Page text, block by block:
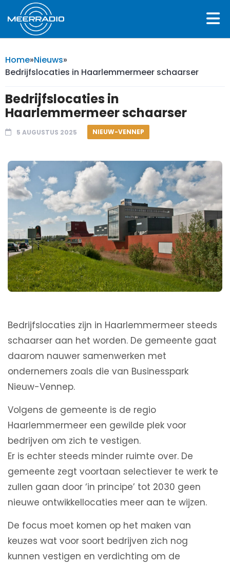
Home»Nieuws»
Bedrijfslocaties in Haarlemmermeer schaarser
Bedrijfslocaties in
Haarlemmermeer schaarser
5 AUGUSTUS 2025 NIEUW-VENNEP
Bedrijfslocaties zijn in Haarlemmermeer steeds
schaarser aan het worden. De gemeente gaat
daarom nauwer samenwerken met
ondernemers zoals die van Businesspark
Nieuw-Vennep.
Volgens de gemeente is de regio
Haarlemmermeer een gewilde plek voor
bedrijven om zich te vestigen.
Er is echter steeds minder ruimte over. De
gemeente zegt voortaan selectiever te werk te
zullen gaan door ‘in principe’ tot 2030 geen
nieuwe ontwikkellocaties meer aan te wijzen.
De focus moet komen op het maken van
keuzes wat voor soort bedrijven zich nog
kunnen vestigen en verdichting om de